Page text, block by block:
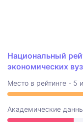
Национальный
экономических
Место в рейтинге - 5
Академические